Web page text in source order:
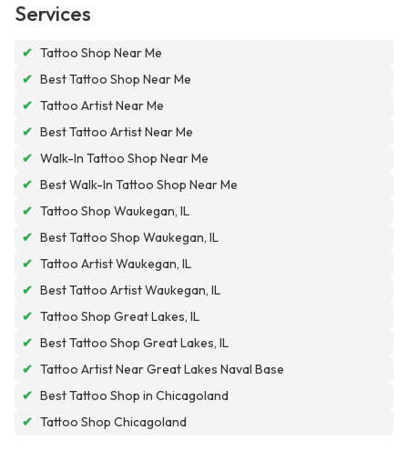
Services
✔ Tattoo Shop Near Me
✔ Best Tattoo Shop Near Me
✔ Tattoo Artist Near Me
✔ Best Tattoo Artist Near Me
✔ Walk-In Tattoo Shop Near Me
✔ Best Walk-In Tattoo Shop Near Me
✔ Tattoo Shop Waukegan, IL
✔ Best Tattoo Shop Waukegan, IL
✔ Tattoo Artist Waukegan, IL
✔ Best Tattoo Artist Waukegan, IL
✔ Tattoo Shop Great Lakes, IL
✔ Best Tattoo Shop Great Lakes, IL
✔ Tattoo Artist Near Great Lakes Naval Base
✔ Best Tattoo Shop in Chicagoland
✔ Tattoo Shop Chicagoland